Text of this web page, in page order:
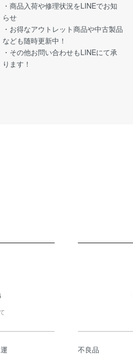
・商品入荷や修理状況をLINEでお知
らせ
・お得なアウトレット商品や中古製品
なども随時更新中！
・その他お問い合わせもLINEにて承
ります！
不良品